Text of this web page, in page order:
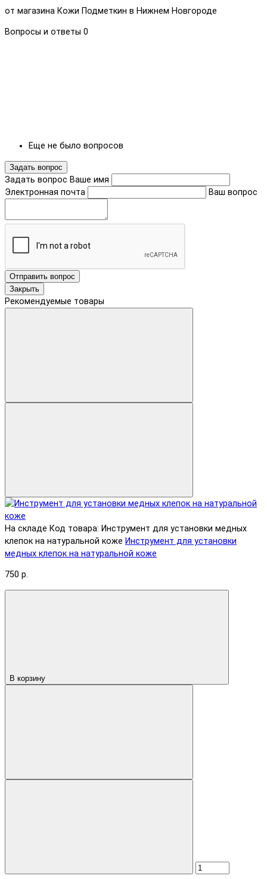
от магазина Кожи Подметкин в Нижнем Новгороде
Вопросы и ответы 0
Еще не было вопросов
Задать вопрос
Задать вопрос Ваше имя
Электронная почта
Ваш вопрос
Отправить вопрос
Закрыть
Рекомендуемые товары
На складе Код товара: Инструмент для установки медных
клепок на натуральной коже Инструмент для установки
медных клепок на натуральной коже
750 р.
В корзину